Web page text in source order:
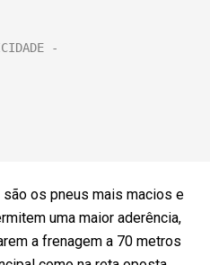
os pneus mais macios e
uma maior aderência,
a frenagem a 70 metros